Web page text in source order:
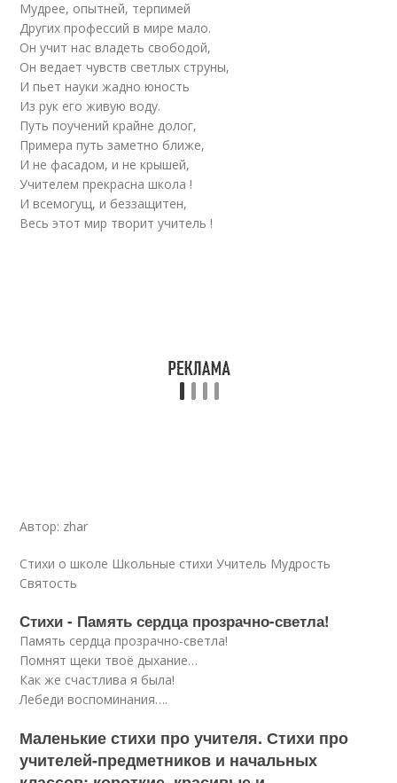
Мудрее, опытней, терпимей
Других профессий в мире мало.
Он учит нас владеть свободой,
Он ведает чувств светлых струны,
И пьет науки жадно юность
Из рук его живую воду.
Путь поучений крайне долог,
Примера путь заметно ближе,
И не фасадом, и не крышей,
Учителем прекрасна школа !
И всемогущ, и беззащитен,
Весь этот мир творит учитель !
Автор: zhar
Стихи о школе Школьные стихи Учитель Мудрость
Святость
Стихи - Память сердца прозрачно-светла!
Память сердца прозрачно-светла!
Помнят щеки твоё дыхание…
Как же счастлива я была!
Лебеди воспоминания….
Маленькие стихи про учителя. Стихи про
учителей-предметников и начальных